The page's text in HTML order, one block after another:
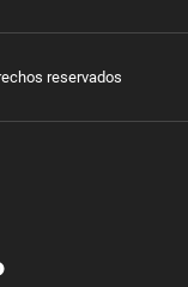
reservados